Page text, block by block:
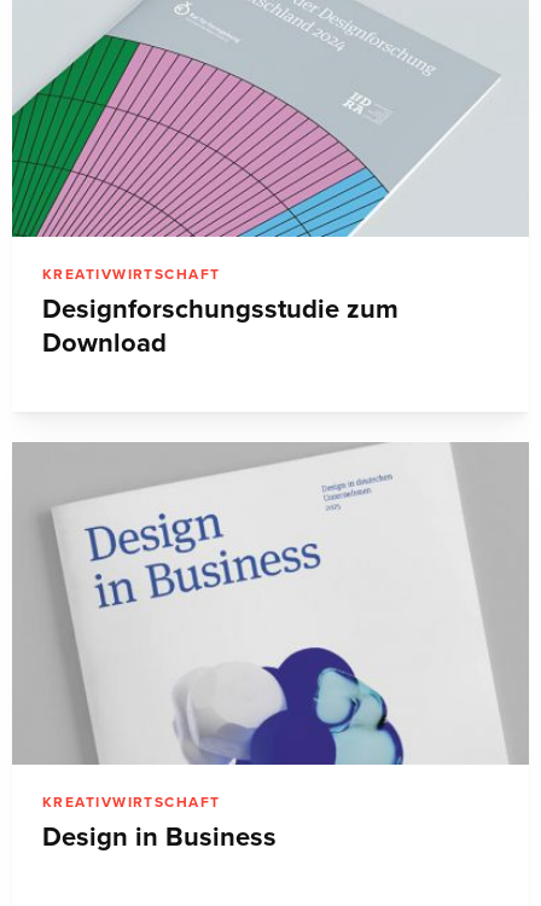
KREATIVWIRTSCHAFT
Designforschungsstudie zum
Download
KREATIVWIRTSCHAFT
Design in Business